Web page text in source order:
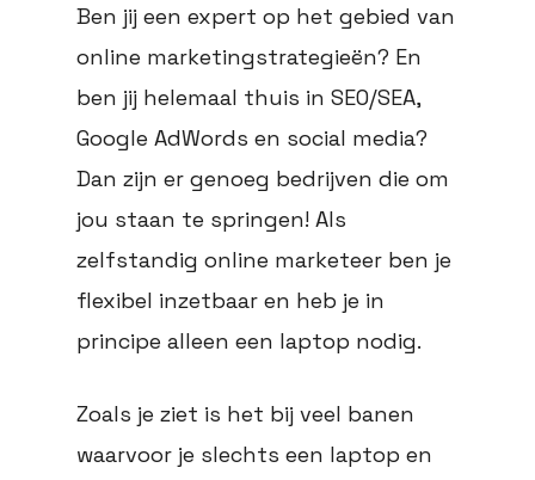
Ben jij een expert op het gebied van
online marketingstrategieën? En
ben jij helemaal thuis in SEO/SEA,
Google AdWords en social media?
Dan zijn er genoeg bedrijven die om
jou staan te springen! Als
zelfstandig online marketeer ben je
flexibel inzetbaar en heb je in
principe alleen een laptop nodig.
Zoals je ziet is het bij veel banen
waarvoor je slechts een laptop en